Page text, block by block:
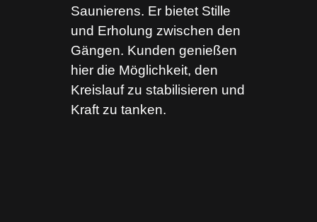
Saunierens. Er bietet Stille
und Erholung zwischen den
Gängen. Kunden genießen
hier die Möglichkeit, den
Kreislauf zu stabilisieren und
Kraft zu tanken.